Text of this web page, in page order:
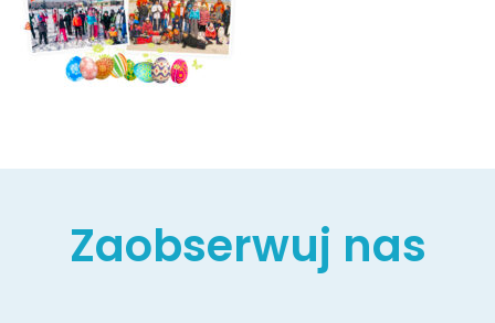
Zaobserwuj nas